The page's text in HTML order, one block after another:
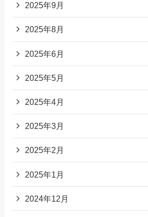
2025年9月
2025年8月
2025年6月
2025年5月
2025年4月
2025年3月
2025年2月
2025年1月
2024年12月